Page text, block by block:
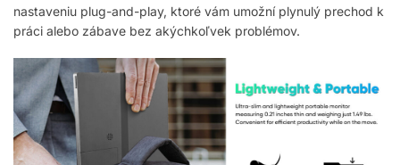
nastaveniu plug-and-play, ktoré vám umožní plynulý prechod k
práci alebo zábave bez akýchkoľvek problémov.